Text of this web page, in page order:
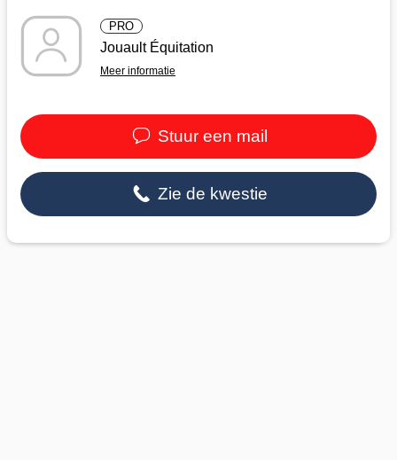
PRO
Jouault Équitation
Meer informatie
Stuur een mail
Zie de kwestie